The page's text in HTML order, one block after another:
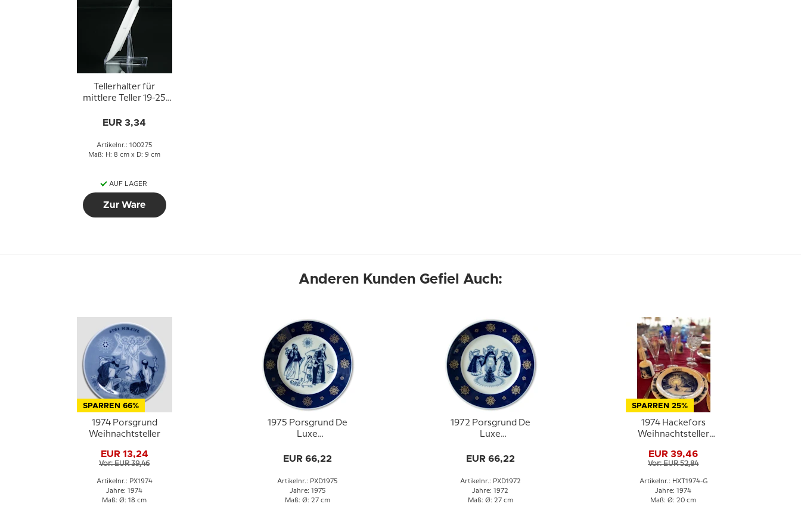
Tellerhalter für
mittlere Teller 19-25
EUR 3,34
Artikelnr.: 100275
Maß: H: 8 cm x D: 9 cm
AUF LAGER
Zur Ware
Anderen Kunden Gefiel Auch:
SPARREN 66%
1974 Porsgrund
Weihnachtsteller
EUR 13,24
Vor: EUR 39,46
Artikelnr.: PX1974
Jahre: 1974
Maß: Ø: 18 cm
1975 Porsgrund De
Luxe
Jesus auf dem Weg
EUR 66,22
Artikelnr.: PXD1975
Jahre: 1975
Maß: Ø: 27 cm
1972 Porsgrund De
Luxe
Engel singen
EUR 66,22
Artikelnr.: PXD1972
Jahre: 1972
Maß: Ø: 27 cm
SPARREN 25%
1974 Hackefors
Weihnachtsteller
EUR 39,46
Vor: EUR 52,84
Artikelnr.: HXT1974-G
Jahre: 1974
Maß: Ø: 20 cm